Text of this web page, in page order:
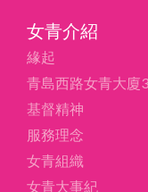
女青介紹
緣起
青島西路女青大廈
基督精神
服務理念
女青組織
女青大事紀